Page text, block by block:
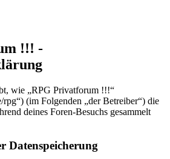
!!! -
wie „RPG Privatforum !!!“
(im Folgenden „der Betreiber“) die
deines Foren-Besuchs gesammelt
Datenspeicherung